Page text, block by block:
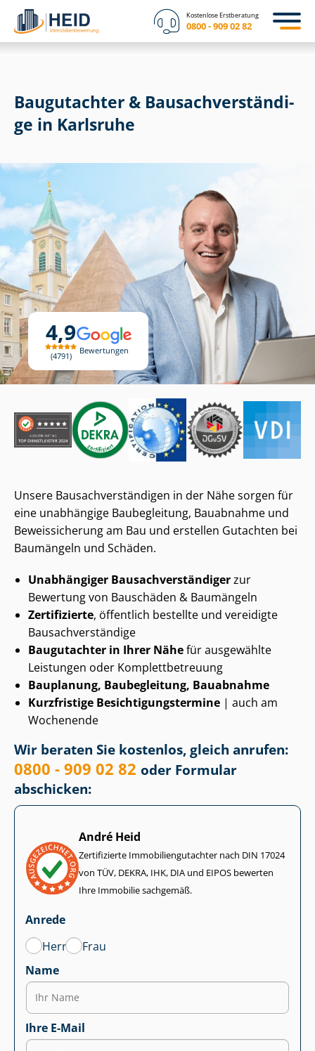
Kostenlose Erstberatung
0800 - 909 02 82
4,9
4791
Bewertungen
Baugutachter & Bau­sach­ver­stän­di­
ge in Karlsruhe
Unsere Bau­sach­ver­stän­di­gen in der Nähe sorgen für
eine unabhängige Baubegleitung, Bauabnahme und
Beweissicherung am Bau und erstellen Gutachten bei
Baumängeln und Schäden.
Unabhängiger Bau­sach­ver­stän­di­gerzur
Bewertung von Bauschäden & Baumängeln
Zertifizierte, öffentlich bestellte und vereidigte
Bau­sach­ver­stän­di­ge
Baugutachter in Ihrer Nähefür ausgewählte
Leistungen oder Kom­plett­be­treu­ung
Bauplanung, Baubegleitung, Bauabnahme
Kurzfristige Be­sich­ti­gungs­ter­mi­ne | auch am
Wochenende
Wir beraten Sie kostenlos, gleich anrufen:
0800 - 909 02 82 oder Formular
abschicken:
André Heid
Zertifizierte Im­mo­bi­li­en­gut­ach­ter nach DIN 17024
von TÜV, DEKRA, IHK, DIA und EIPOS bewerten
Ihre Immobilie sachgemäß.
Anrede
Herr
Frau
Name
Ihre E-Mail